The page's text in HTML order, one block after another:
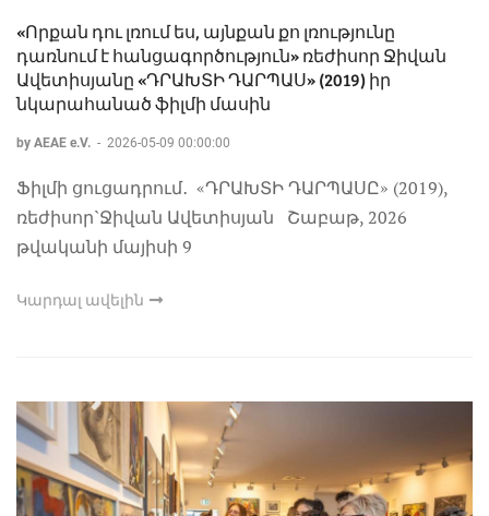
«Որքան դու լռում ես, այնքան քո լռությունը
դառնում է հանցագործություն» ռեժիսոր Ջիվան
Ավետիսյանը «ԴՐԱԽՏԻ ԴԱՐՊԱՍ» (2019) իր
նկարահանած ֆիլմի մասին
by AEAE e.V. - 2026-05-09 00:00:00
Ֆիլմի ցուցադրում․ «ԴՐԱԽՏԻ ԴԱՐՊԱՍԸ» (2019),
ռեժիսոր`Ջիվան Ավետիսյան Շաբաթ, 2026
թվականի մայիսի 9
Կարդալ ավելին